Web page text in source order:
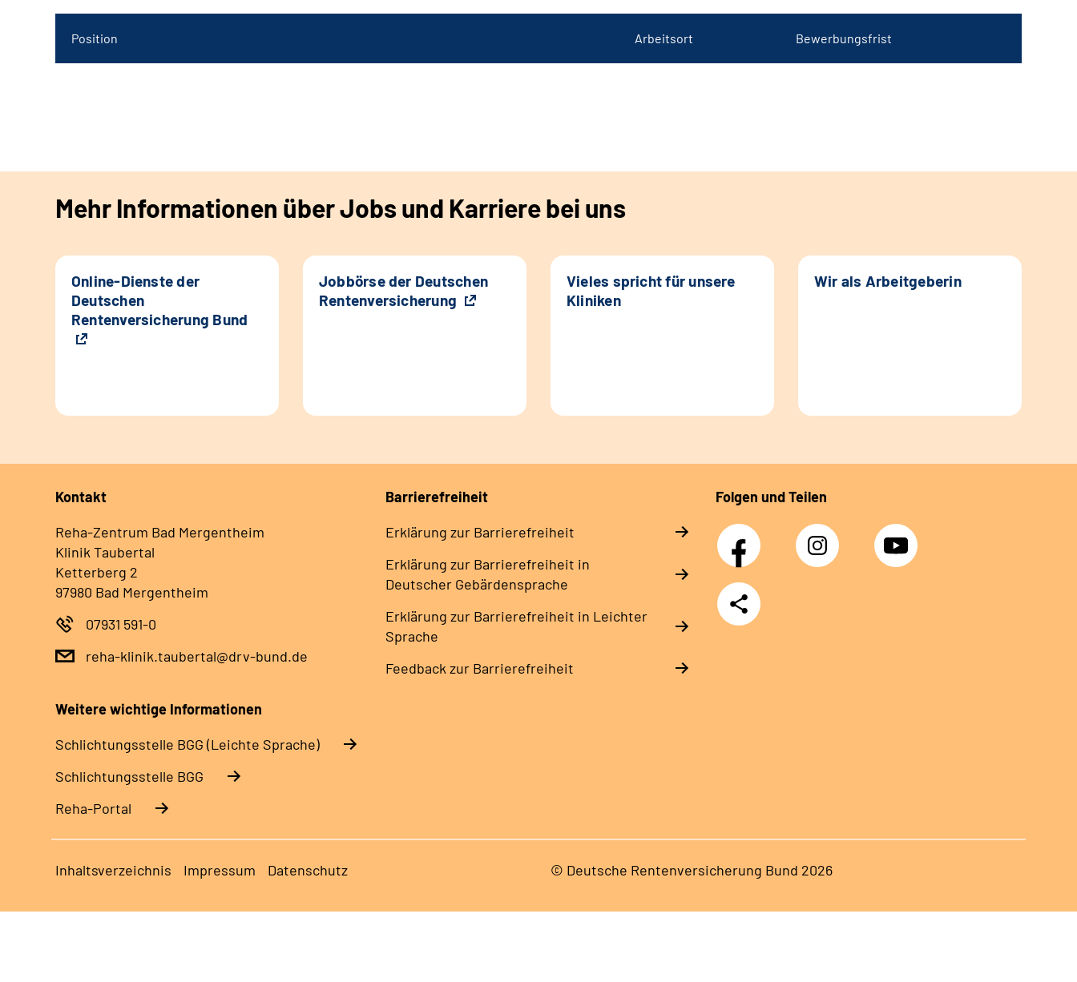
Position Arbeitsort Bewerbungsfrist
Mehr Informationen über Jobs und Karriere bei uns
Online-Dienste der
Deutschen
Rentenversicherung Bund
Jobbörse der Deutschen
Rentenversicherung
Vieles spricht für unsere
Kliniken
Wir als Arbeitgeberin
Kontakt
Reha-Zentrum Bad Mergentheim
Klinik Taubertal
Ketterberg 2
97980 Bad Mergentheim
07931 591-0
reha-klinik.taubertal@drv-bund.de
Barrierefreiheit
Erklärung zur Barrierefreiheit
Erklärung zur Barrierefreiheit in
Deutscher Gebärdensprache
Erklärung zur Barrierefreiheit in Leichter
Sprache
Feedback zur Barrierefreiheit
Folgen und Teilen
Facebook Instagram YouTube
Teilen
Weitere wichtige Informationen
Schlich­tungs­stel­le BGG (Leichte Sprache)
Schlich­tungs­stel­le BGG
Reha-Portal
Inhaltsverzeichnis Impressum Datenschutz © Deutsche Rentenversicherung Bund 2026